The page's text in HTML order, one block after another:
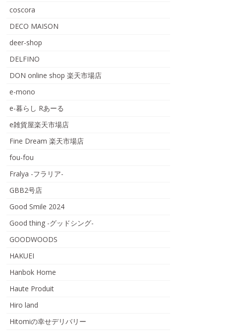
coscora
DECO MAISON
deer-shop
DELFINO
DON online shop 楽天市場店
e-mono
e-暮らし Rあーる
e雑貨屋楽天市場店
Fine Dream 楽天市場店
fou-fou
Fralya -フラリア-
GBB2号店
Good Smile 2024
Good thing -グッドシング-
GOODWOODS
HAKUEI
Hanbok Home
Haute Produit
Hiro land
Hitomiの幸せデリバリー